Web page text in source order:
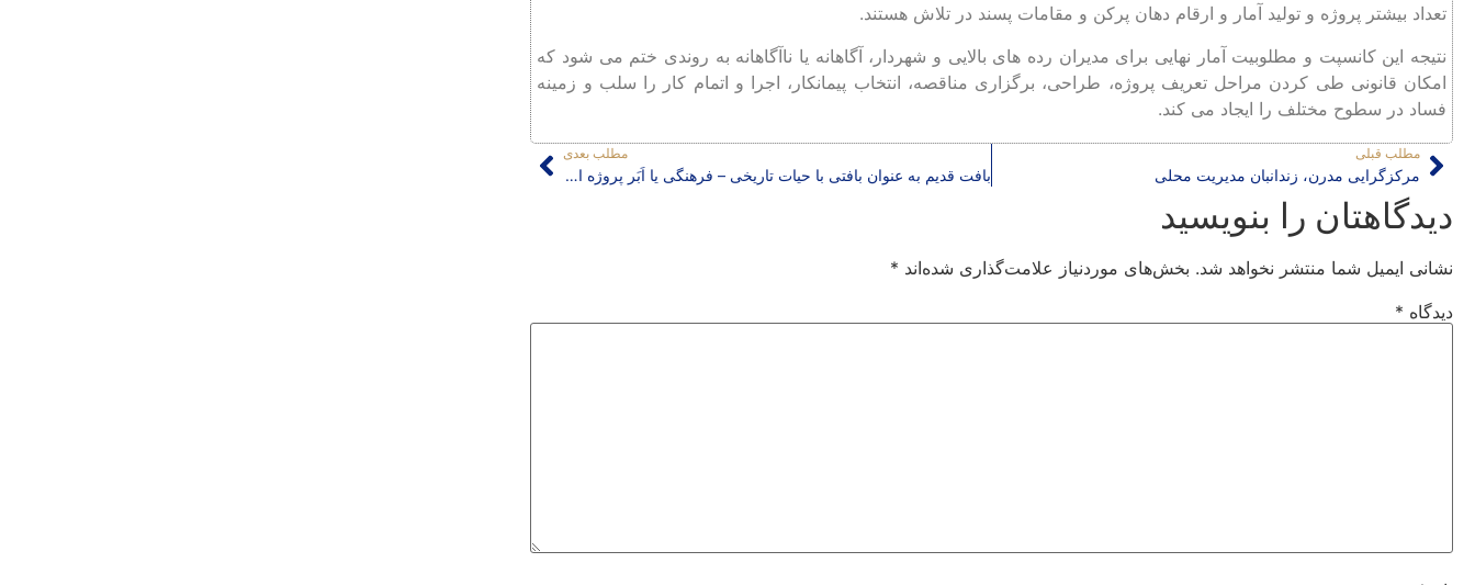
تعداد بیشتر پروژه و تولید آمار و ارقام دهان پرکن و مقامات پسند در تلاش هستند.
نتیجه این کانسپت و مطلوبیت آمار نهایی برای مدیران رده های بالایی و شهردار، آگاهانه یا ناآگاهانه به روندی ختم می شود که
امکان قانونی طی کردن مراحل تعریف پروژه، طراحی، برگزاری مناقصه، انتخاب پیمانکار، اجرا و اتمام کار را سلب و زمینه
فساد در سطوح مختلف را ایجاد می کند.
مطلب قبلی
مرکزگرایی مدرن، زندانبان مدیریت محلی
مطلب بعدی
بافت قدیم به عنوان بافتی با حیات تاریخی – فرهنگی یا اَبَر پروژه ای برای عمل زیبایی؟
دیدگاهتان را بنویسید
نشانی ایمیل شما منتشر نخواهد شد. بخش‌های موردنیاز علامت‌گذاری شده‌اند *
دیدگاه *